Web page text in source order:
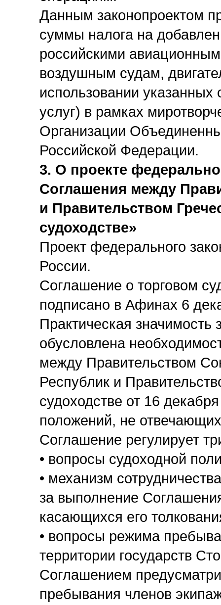
Данным законопроектом
суммы налога на
российскими
воздушным судам,
использовании
услуг) в рамках
Организации
Российской Федерации.
3. О проекте
Соглашения между
и Правительством
судоходстве»
Проект федерального
России.
Соглашение о торговом
подписано в Афинах 6
Практическая
обусловлена
между Правительством
Республик и
судоходстве от 16
положений, не
Соглашение регулирует
• вопросы судоходной
• механизм
за выполнение
касающихся его
• вопросы режима
территории государств
Соглашением
пребывания членов